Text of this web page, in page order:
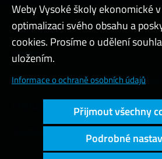
Webmaster
Admin
Cookies a ochrana osobních údajů
Přístupnost webu
Vysoký kontrast
Weby Vysoké školy ekonomické
optimalizaci svého obsahu a
cookies. Prosíme o udělení
uložením.
Informace o ochraně osobních údajů
Přijmout všechny
Podrobné